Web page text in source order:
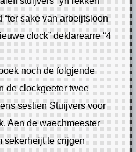
“ter sake van arbeijtsloon
clock” deklarearre “4
noch de folgjende
de clockgeeter twee
sestien Stuijvers voor
Aen de waechmeester
sekerheijt te crijgen